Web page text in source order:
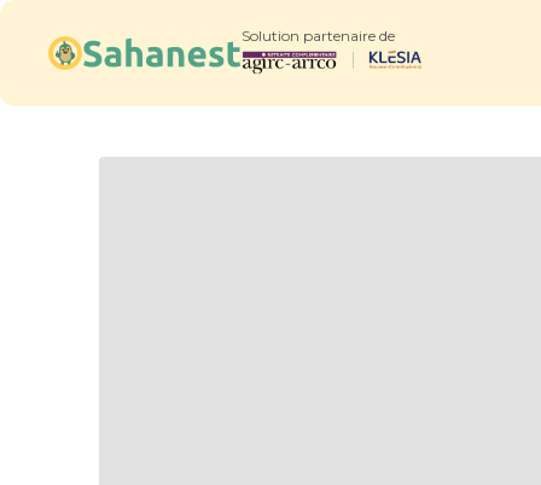
Solution partenaire de